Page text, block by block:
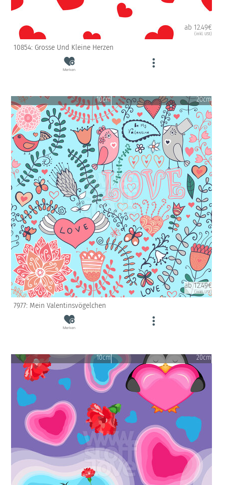
ab 12.49€
(inkl. USt)
10854: Grosse Und Kleine Herzen
Merken
10cm 20cm
ab 12.49€
(inkl. USt)
7977: Mein Valentinsvögelchen
Merken
10cm 20cm